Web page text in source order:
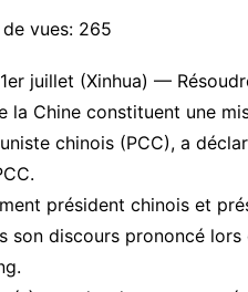
vues: 265
1er juillet (Xinhua) —
la Chine constituent une
chinois (PCC), a
président chinois et
son discours prononcé lors